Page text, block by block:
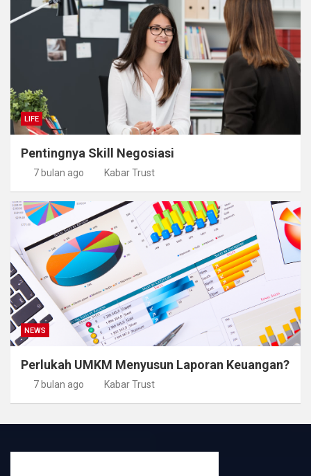
LIFE
Pentingnya Skill Negosiasi
7 bulan ago Kabar Trust
NEWS
Perlukah UMKM Menyusun Laporan Keuangan?
7 bulan ago Kabar Trust